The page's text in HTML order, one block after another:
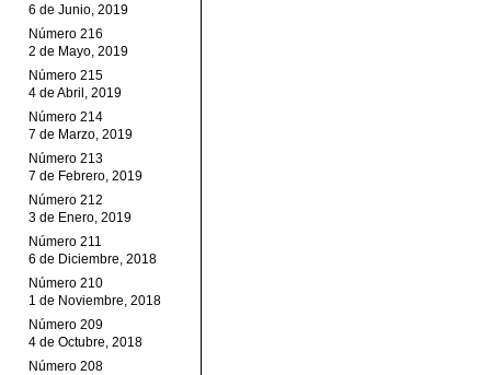
6 de Junio, 2019
Número 216
2 de Mayo, 2019
Número 215
4 de Abril, 2019
Número 214
7 de Marzo, 2019
Número 213
7 de Febrero, 2019
Número 212
3 de Enero, 2019
Número 211
6 de Diciembre, 2018
Número 210
1 de Noviembre, 2018
Número 209
4 de Octubre, 2018
Número 208